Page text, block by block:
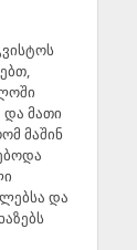
და მათი
მაშინ
და